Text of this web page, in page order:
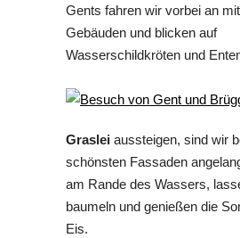
Gents fahren wir vorbei an
Gebäuden und blicken auf
Wasserschildkröten und
Graslei aussteigen, sind wir
schönsten Fassaden
am Rande des Wassers,
baumeln und genießen die
Eis.